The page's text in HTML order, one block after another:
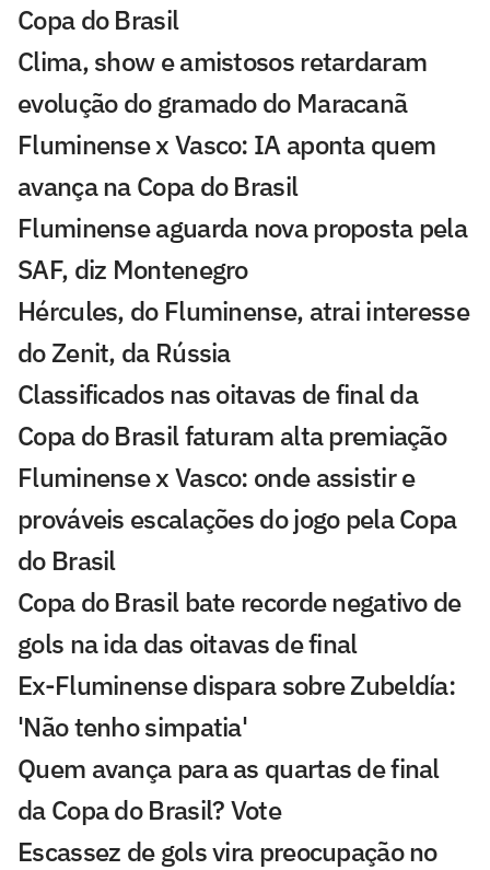
Copa do Brasil
Clima, show e amistosos retardaram
evolução do gramado do Maracanã
Fluminense x Vasco: IA aponta quem
avança na Copa do Brasil
Fluminense aguarda nova proposta pela
SAF, diz Montenegro
Hércules, do Fluminense, atrai interesse
do Zenit, da Rússia
Classificados nas oitavas de final da
Copa do Brasil faturam alta premiação
Fluminense x Vasco: onde assistir e
prováveis escalações do jogo pela Copa
do Brasil
Copa do Brasil bate recorde negativo de
gols na ida das oitavas de final
Ex-Fluminense dispara sobre Zubeldía:
'Não tenho simpatia'
Quem avança para as quartas de final
da Copa do Brasil? Vote
Escassez de gols vira preocupação no